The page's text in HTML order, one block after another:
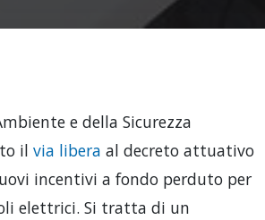
e della Sicurezza
il via libera al decreto attuativo
incentivi a fondo perduto per
elettrici. Si tratta di un